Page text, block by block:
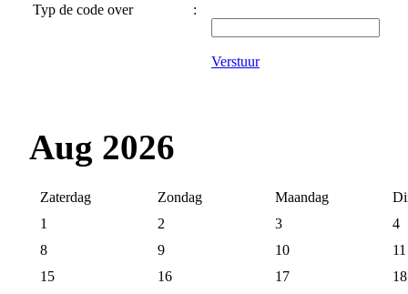
Typ de code over :
Verstuur
Aug 2026
Zaterdag Zondag Maandag
1
2 3
4
8
9 10
11
15
16 17
18